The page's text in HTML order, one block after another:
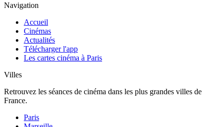
Navigation
Accueil
Cinémas
Actualités
Télécharger l'app
Les cartes cinéma à Paris
Villes
Retrouvez les séances de cinéma dans les plus grandes villes de
France.
Paris